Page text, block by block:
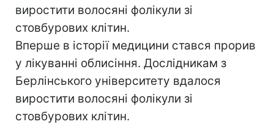
виростити волосяні фолікули зі
стовбурових клітин.
Вперше в історії медицини стався прорив
у лікуванні облисіння. Дослідникам з
Берлінського університету вдалося
виростити волосяні фолікули зі
стовбурових клітин.